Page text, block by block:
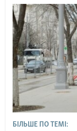
БІЛЬШЕ ПО ТЕМІ: